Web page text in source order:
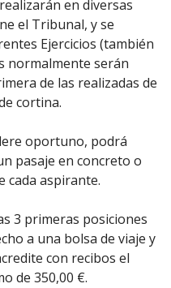
en diversas
el Tribunal, y se
Ejercicios (también
normalmente serán
de las realizadas de
cortina.
oportuno, podrá
pasaje en concreto o
cada aspirante.
3 primeras posiciones
a una bolsa de viaje y
con recibos el
de 350,00 €.